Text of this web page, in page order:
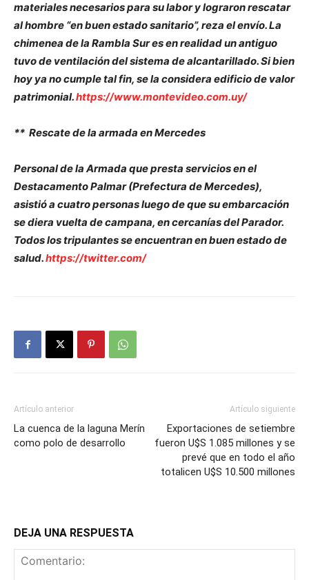
materiales necesarios para su labor y lograron rescatar
al hombre “en buen estado sanitario”, reza el envío. La
chimenea de la Rambla Sur es en realidad un antiguo
tuvo de ventilación del sistema de alcantarillado. Si bien
hoy ya no cumple tal fin, se la considera edificio de valor
patrimonial.https://www.montevideo.com.uy/
** Rescate de la armada en Mercedes
Personal de la Armada que presta servicios en el
Destacamento Palmar (Prefectura de Mercedes),
asistió a cuatro personas luego de que su embarcación
se diera vuelta de campana, en cercanías del Parador.
Todos los tripulantes se encuentran en buen estado de
salud.https://twitter.com/
Artículo anterior
La cuenca de la laguna Merín
como polo de desarrollo
Artículo siguiente
Exportaciones de setiembre
fueron U$S 1.085 millones y se
prevé que en todo el año
totalicen U$S 10.500 millones
DEJA UNA RESPUESTA